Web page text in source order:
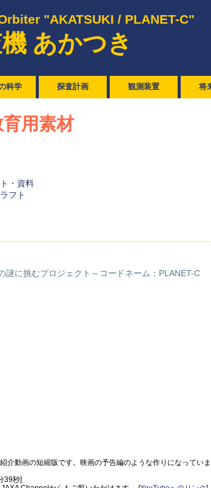
"AKATSUKI / PLANET-C"
あかつき
科学 探査計画 観測装置 将
用素材
・資料
フト
謎に挑むプロジェクト～コードネーム：PLANET-C
介動画の短縮版です。映画の予告編のような作りになってい
39秒]